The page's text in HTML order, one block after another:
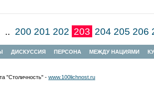
.. 200 201 202 203 204 205 206
ДИСКУССИЯ ПЕРСОНА МЕЖДУ НАЦИЯМИ
"Столичность" - www.100lichnost.ru